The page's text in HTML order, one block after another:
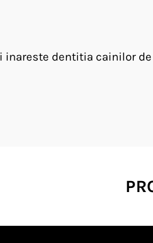
inareste dentitia cainilor